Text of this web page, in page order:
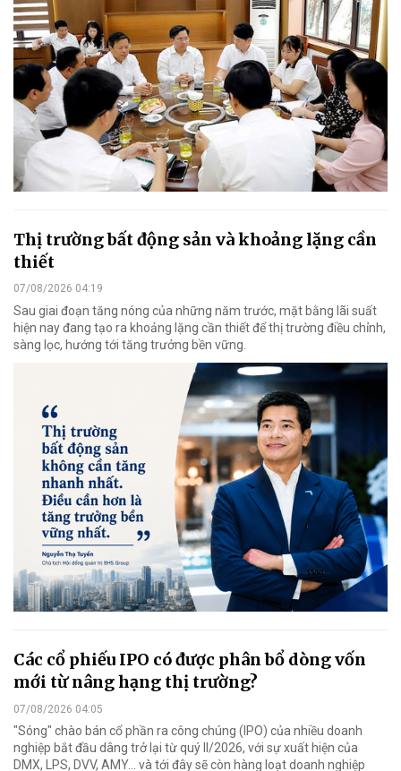
Thị trường bất động sản và khoảng lặng cần
thiết
07/08/2026 04:19
Sau giai đoạn tăng nóng của những năm trước, mặt bằng lãi suất
hiện nay đang tạo ra khoảng lặng cần thiết để thị trường điều chỉnh,
sàng lọc, hướng tới tăng trưởng bền vững.
Các cổ phiếu IPO có được phân bổ dòng vốn
mới từ nâng hạng thị trường?
07/08/2026 04:05
"Sóng" chào bán cổ phần ra công chúng (IPO) của nhiều doanh
nghiệp bắt đầu dâng trở lại từ quý II/2026, với sự xuất hiện của
DMX, LPS, DVV, AMY... và tới đây sẽ còn hàng loạt doanh nghiệp